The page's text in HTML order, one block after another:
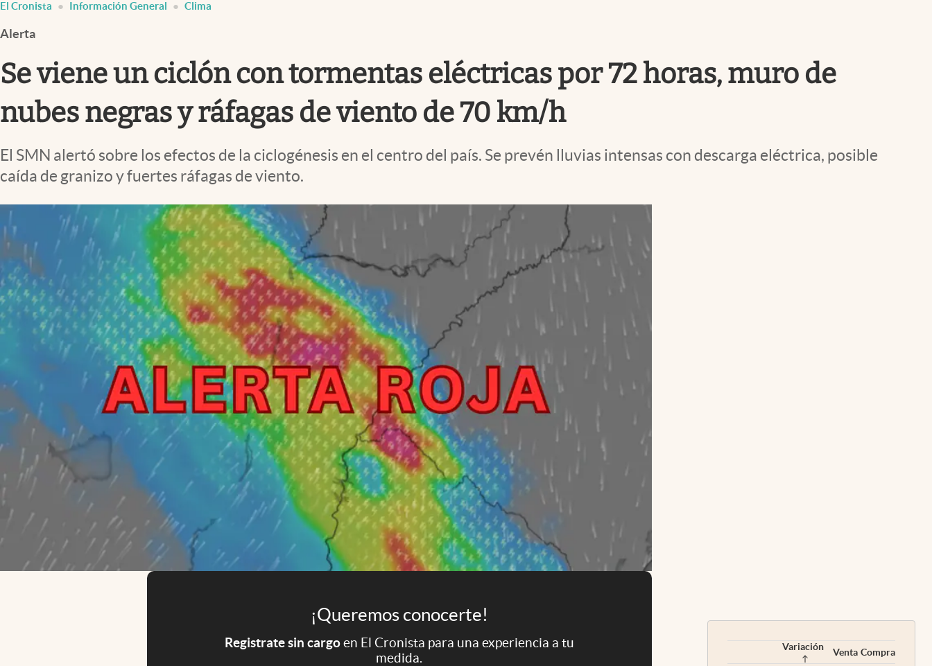
Infotechnology
Clase
Clima
Mundial 2026
Eventos Corporativos
El Cronista Información General Clima
Alerta
Se viene un ciclón con tormentas eléctricas por 72 horas, muro de
nubes negras y ráfagas de viento de 70 km/h
El SMN alertó sobre los efectos de la ciclogénesis en el centro del país. Se prevén lluvias intensas con descarga eléctrica, posible
caída de granizo y fuertes ráfagas de viento.
¡Queremos conocerte!
Registrate sin cargoen El Cronista para una experiencia a tu
medida.
Variación Venta Compra